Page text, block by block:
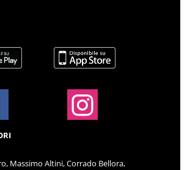
Massimo Altini, Corrado Bellora,